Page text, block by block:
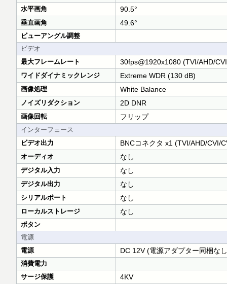
水平画角 90.5°
垂直画角 49.6°
ビューアングル調整
ビデオ
最大フレームレート
30fps@1920x1080 (TVI/AHD/
ワイドダイナミックレンジ Extreme WDR (130 dB)
画像処理 White Balance
ノイズリダクション 2D DNR
画像回転 フリップ
インターフェース
ビデオ出力
BNCコネクタ x1 (TVI/AHD/CVI/
オーディオ なし
デジタル入力 なし
デジタル出力 なし
シリアルポート なし
ローカルストレージ なし
ボタン
電源
電源
DC 12V (電源アダプター同梱な
消費電力
サージ保護
4KV